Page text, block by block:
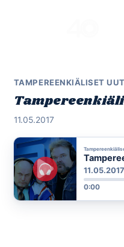
TAMPEREENKIÄLISET
11.05.2017
11.05.2017
0:00